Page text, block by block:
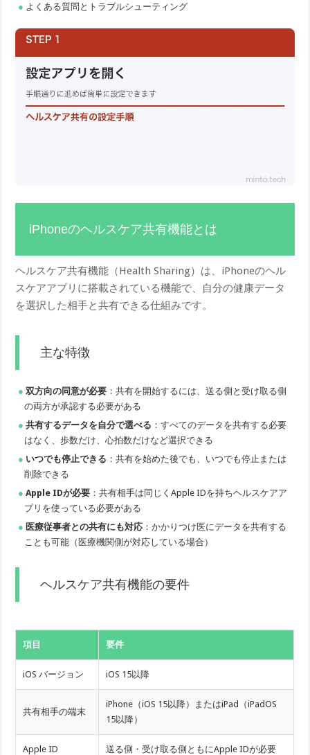
よくある質問とトラブルシューティング
iPhoneのヘルスケア共有機能とは
ヘルスケア共有機能（Health Sharing）は、iPhoneのヘル
スケアアプリに搭載されている機能で、自分の健康データ
を選択した相手と共有できる仕組みです。
主な特徴
双方向の同意が必要 ：共有を開始するには、送る側と受け取る側
の両方が承認する必要がある
共有するデータを自分で選べる ：すべてのデータを共有する必要
はなく、歩数だけ、心拍数だけなど選択できる
いつでも停止できる ：共有を始めた後でも、いつでも停止または
削除できる
Apple IDが必要 ：共有相手は同じくApple IDを持ちヘルスケアア
プリを使っている必要がある
医療従事者との共有にも対応 ：かかりつけ医にデータを共有する
ことも可能（医療機関側が対応している場合）
ヘルスケア共有機能の要件
項目 要件
iOS バージョン iOS 15以降
共有相手の端末
iPhone（iOS 15以降）またはiPad（iPadOS
15以降）
Apple ID 送る側・受け取る側ともにApple IDが必要